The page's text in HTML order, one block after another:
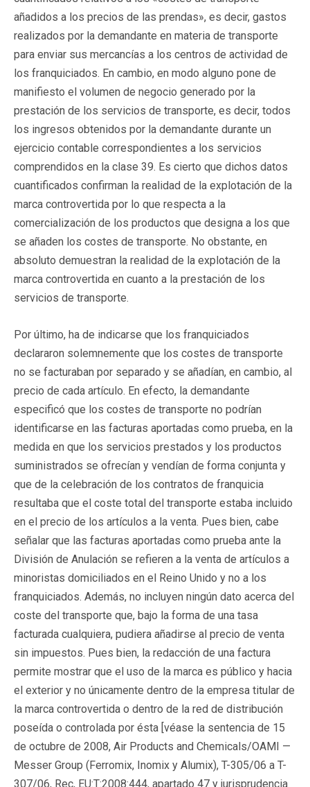
añadidos a los precios de las prendas», es decir, gastos
realizados por la demandante en materia de transporte
para enviar sus mercancías a los centros de actividad de
los franquiciados. En cambio, en modo alguno pone de
manifiesto el volumen de negocio generado por la
prestación de los servicios de transporte, es decir, todos
los ingresos obtenidos por la demandante durante un
ejercicio contable correspondientes a los servicios
comprendidos en la clase 39. Es cierto que dichos datos
cuantificados confirman la realidad de la explotación de la
marca controvertida por lo que respecta a la
comercialización de los productos que designa a los que
se añaden los costes de transporte. No obstante, en
absoluto demuestran la realidad de la explotación de la
marca controvertida en cuanto a la prestación de los
servicios de transporte.
Por último, ha de indicarse que los franquiciados
declararon solemnemente que los costes de transporte
no se facturaban por separado y se añadían, en cambio, al
precio de cada artículo. En efecto, la demandante
especificó que los costes de transporte no podrían
identificarse en las facturas aportadas como prueba, en la
medida en que los servicios prestados y los productos
suministrados se ofrecían y vendían de forma conjunta y
que de la celebración de los contratos de franquicia
resultaba que el coste total del transporte estaba incluido
en el precio de los artículos a la venta. Pues bien, cabe
señalar que las facturas aportadas como prueba ante la
División de Anulación se refieren a la venta de artículos a
minoristas domiciliados en el Reino Unido y no a los
franquiciados. Además, no incluyen ningún dato acerca del
coste del transporte que, bajo la forma de una tasa
facturada cualquiera, pudiera añadirse al precio de venta
sin impuestos. Pues bien, la redacción de una factura
permite mostrar que el uso de la marca es público y hacia
el exterior y no únicamente dentro de la empresa titular de
la marca controvertida o dentro de la red de distribución
poseída o controlada por ésta [véase la sentencia de 15
de octubre de 2008, Air Products and Chemicals/OAMI —
Messer Group (Ferromix, Inomix y Alumix), T-305/06 a T-
307/06, Rec, EU:T:2008:444, apartado 47 y jurisprudencia